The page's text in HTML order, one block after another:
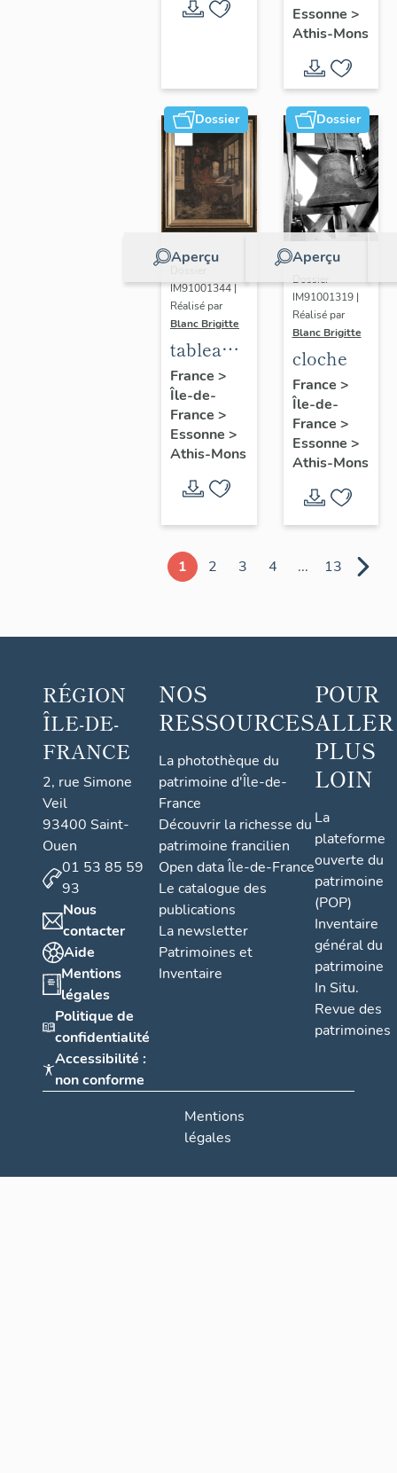
manipule,
bourse
de
corporal
Essonne >
Athis-Mons
Dossier
Aperçu
IM91001344 |
Réalisé par
Blanc Brigitte
tableau :
Saint
Jérôme
dans son
cabinet
de
travail
France >
Île-de-
France >
Essonne >
Athis-Mons
Dossier
Aperçu
Dossier
IM91001319 |
Réalisé par
Blanc Brigitte
cloche
France >
Île-de-
France >
Essonne >
Athis-Mons
1 2 3 4 ... 13
RÉGION
ÎLE-DE-
FRANCE
2, rue Simone
Veil
93400 Saint-
Ouen
01 53 85 59
93
Nous
contacter
Aide
Mentions
légales
Politique de
confidentialité
Accessibilité :
non conforme
NOS
RESSOURCES
La photothèque du
patrimoine d'Île-de-
France
Découvrir la richesse du
patrimoine francilien
Open data Île-de-France
Le catalogue des
publications
La newsletter
Patrimoines et
Inventaire
POUR
ALLER
PLUS
LOIN
La
plateforme
ouverte du
patrimoine
(POP)
Inventaire
général du
patrimoine
In Situ.
Revue des
patrimoines
Mentions
légales